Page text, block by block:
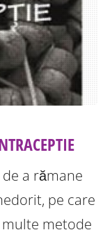
a rămane
pe care
multe metode